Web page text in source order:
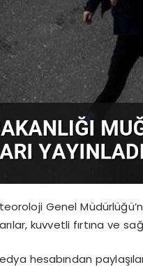
Genel
kuvvetli fırtına ve
hesabından